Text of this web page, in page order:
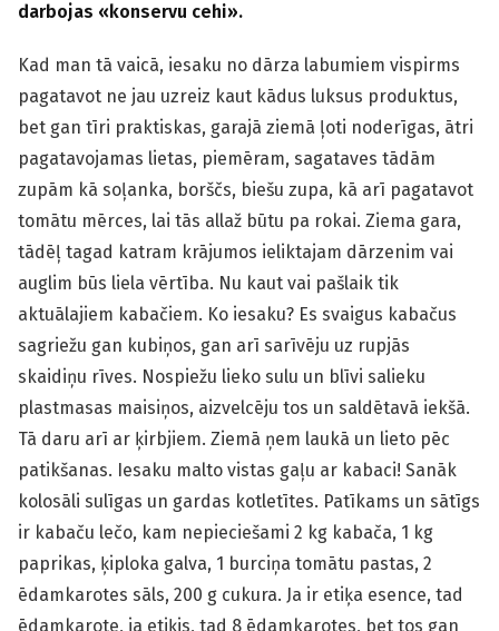
darbojas «konservu cehi».
Kad man tā vaicā, iesaku no dārza labumiem vispirms
pagatavot ne jau uzreiz kaut kādus luksus produktus,
bet gan tīri praktiskas, garajā ziemā ļoti noderīgas, ātri
pagatavojamas lietas, piemēram, sagataves tādām
zupām kā soļanka, borščs, biešu zupa, kā arī pagatavot
tomātu mērces, lai tās allaž būtu pa rokai. Ziema gara,
tādēļ tagad katram krājumos ieliktajam dārzenim vai
auglim būs liela vērtība. Nu kaut vai pašlaik tik
aktuālajiem kabačiem. Ko iesaku? Es svaigus kabačus
sagriežu gan kubiņos, gan arī sarīvēju uz rupjās
skaidiņu rīves. Nospiežu lieko sulu un blīvi salieku
plastmasas maisiņos, aizvelcēju tos un saldētavā iekšā.
Tā daru arī ar ķirbjiem. Ziemā ņem laukā un lieto pēc
patikšanas. Iesaku malto vistas gaļu ar kabaci! Sanāk
kolosāli sulīgas un gardas kotletītes. Patīkams un sātīgs
ir kabaču lečo, kam nepieciešami 2 kg kabača, 1 kg
paprikas, ķiploka galva, 1 burciņa tomātu pastas, 2
ēdamkarotes sāls, 200 g cukura. Ja ir etiķa esence, tad
ēdamkarote, ja etiķis, tad 8 ēdamkarotes, bet tos gan